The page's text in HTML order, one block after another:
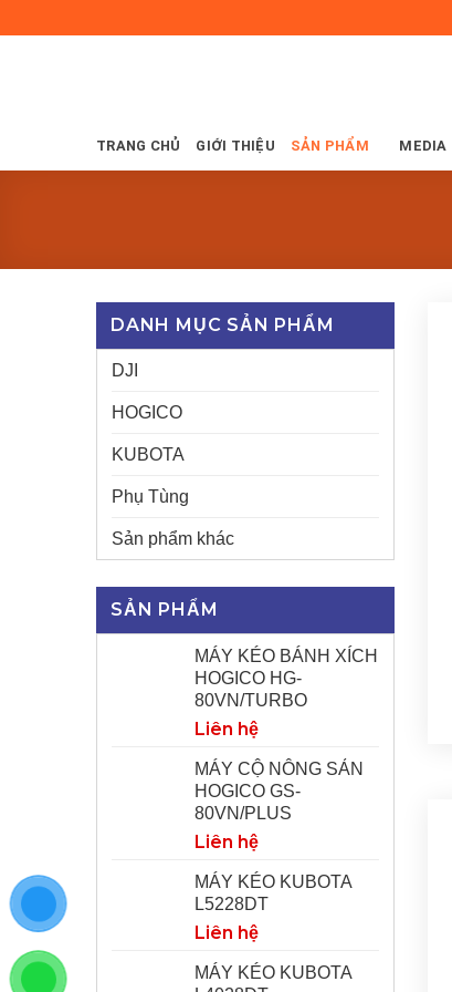
to
TRANG CHỦ GIỚI THIỆU SẢN PHẨM MEDIA
DANH MỤC SẢN PHẨM
DJI
HOGICO
KUBOTA
Phụ Tùng
Sản phẩm khác
SẢN PHẨM
MÁY KÉO BÁNH XÍCH
HOGICO HG-
80VN/TURBO
Liên hệ
MÁY CỘ NÔNG SẢN
HOGICO GS-
80VN/PLUS
Liên hệ
MÁY KÉO KUBOTA
L5228DT
Liên hệ
MÁY KÉO KUBOTA